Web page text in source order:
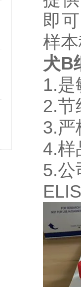
即
样
犬B
1.是
2.节
3.严
4.样
5.公